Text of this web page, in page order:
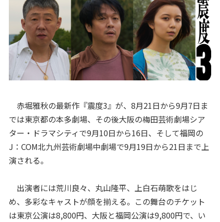
赤堀雅秋の最新作『震度3』が、8月21日から9月7日ま
では東京都の本多劇場、その後大阪の梅田芸術劇場シア
ター・ドラマシティで9月10日から16日、そして福岡の
J：COM北九州芸術劇場中劇場で9月19日から21日まで上
演される。
出演者には荒川良々、丸山隆平、上白石萌歌をはじ
め、多彩なキャストが顔を揃える。この舞台のチケット
は東京公演は8,800円、大阪と福岡公演は9,800円で、い